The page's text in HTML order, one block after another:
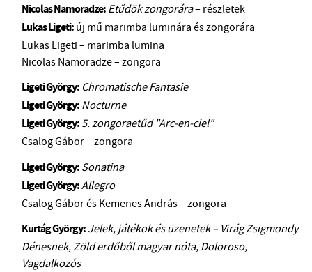
Nicolas Namoradze:Etűdök zongorára– részletek
Lukas Ligeti:új mű marimba luminára és zongorára
Lukas Ligeti – marimba lumina
Nicolas Namoradze – zongora
Ligeti György: Chromatische Fantasie
Ligeti György:Nocturne
Ligeti György:5. zongoraetűd "Arc-en-ciel"
Csalog Gábor – zongora
Ligeti György:Sonatina
Ligeti György:Allegro
Csalog Gábor és Kemenes András – zongora
Kurtág György:Jelek, játékok és üzenetek – Virág Zsigmondy
Dénesnek, Zöld erdőből magyar nóta, Doloroso,
Vagdalkozós